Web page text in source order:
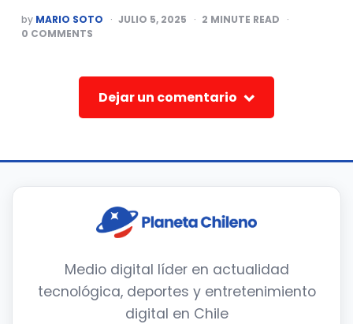
POSTED
BY
by MARIO SOTO JULIO 5, 2025 2 MINUTE READ
0 COMMENTS
Dejar un comentario
Medio digital líder en actualidad
tecnológica, deportes y entretenimiento
digital en Chile